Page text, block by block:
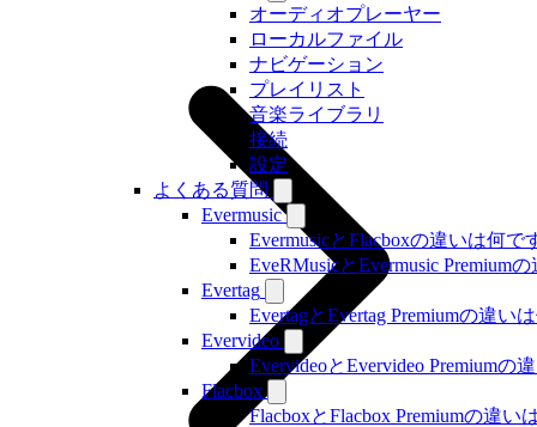
オーディオプレーヤー
ローカルファイル
ナビゲーション
プレイリスト
音楽ライブラリ
接続
設定
よくある質問
Evermusic
EvermusicとFlacboxの違いは何で
EveRMusicとEvermusic Premium
Evertag
EvertagとEvertag Premiumの違い
Evervideo
EvervideoとEvervideo Premiumの
Flacbox
FlacboxとFlacbox Premiumの違い